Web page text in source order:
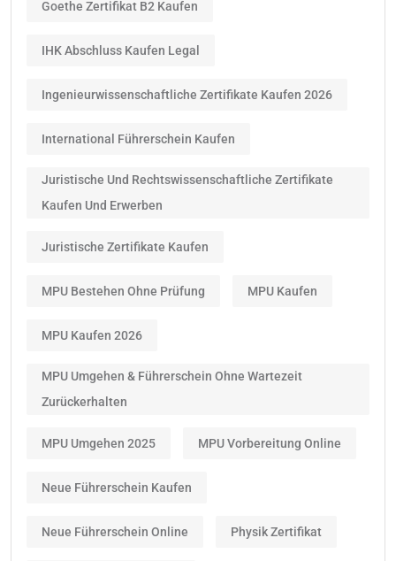
Goethe Zertifikat B2 Kaufen
IHK Abschluss Kaufen Legal
Ingenieurwissenschaftliche Zertifikate Kaufen 2026
International Führerschein Kaufen
Juristische Und Rechtswissenschaftliche Zertifikate
Kaufen Und Erwerben
Juristische Zertifikate Kaufen
MPU Bestehen Ohne Prüfung MPU Kaufen
MPU Kaufen 2026
MPU Umgehen & Führerschein Ohne Wartezeit
Zurückerhalten
MPU Umgehen 2025 MPU Vorbereitung Online
Neue Führerschein Kaufen
Neue Führerschein Online Physik Zertifikat